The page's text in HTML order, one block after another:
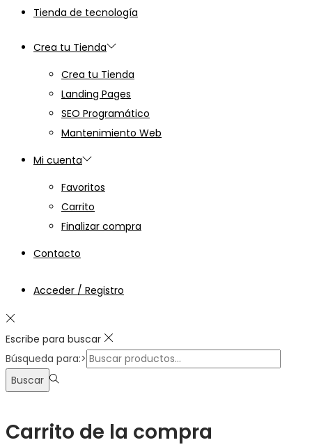
Tienda de tecnología
Crea tu Tienda
Crea tu Tienda
Landing Pages
SEO Programático
Mantenimiento Web
Mi cuenta
Favoritos
Carrito
Finalizar compra
Contacto
Acceder / Registro
Escribe para buscar
Búsqueda para:>
Buscar
Carrito de la compra